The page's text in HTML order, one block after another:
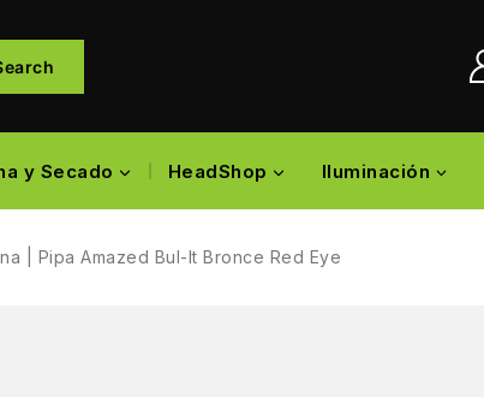
y Secado HeadShop Iluminación
Pipa Amazed Bul-It Bronce Red Eye